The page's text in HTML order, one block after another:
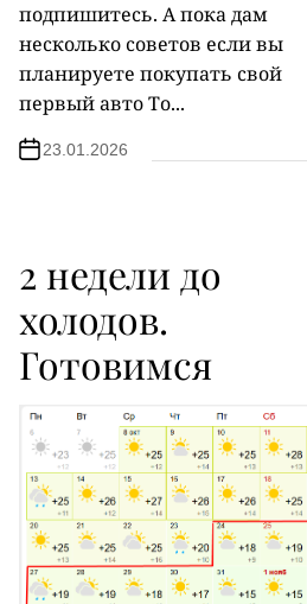
подпишитесь. А пока дам
несколько советов если вы
планируете покупать свой
первый авто То...
23.01.2026
2 недели до
холодов.
Готовимся